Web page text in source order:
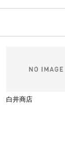
白井商店